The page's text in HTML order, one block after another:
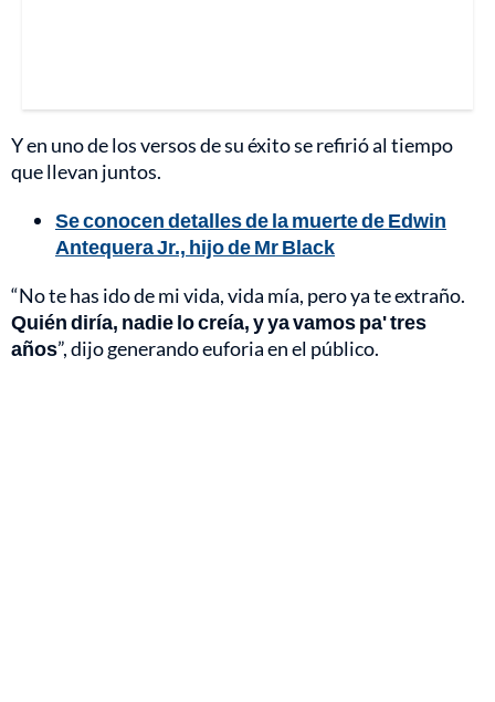
Y en uno de los versos de su éxito se refirió al tiempo
que llevan juntos.
Se conocen detalles de la muerte de Edwin
Antequera Jr., hijo de Mr Black
“No te has ido de mi vida, vida mía, pero ya te extraño.
Quién diría, nadie lo creía, y ya vamos pa' tres
años”, dijo generando euforia en el público.